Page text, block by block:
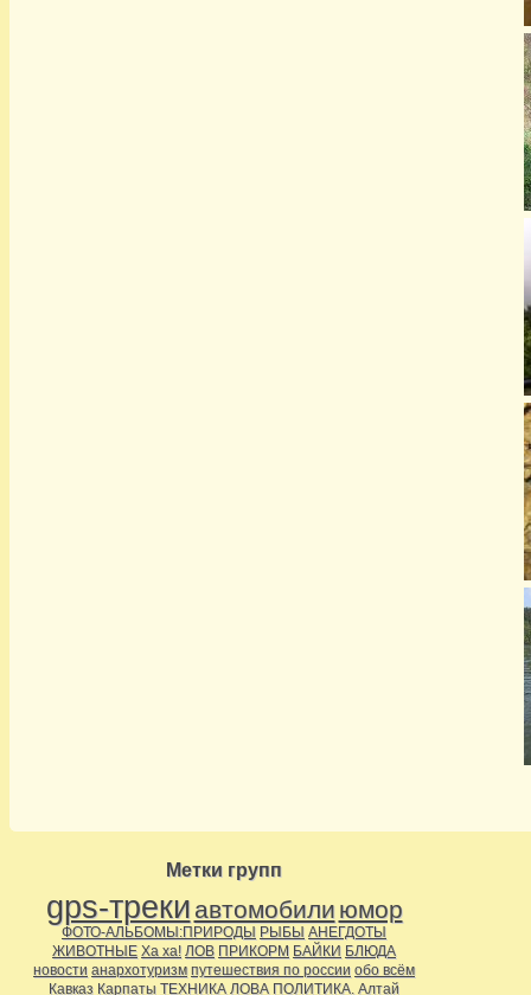
Метки групп
gps-треки автомобили юмор
ФОТО-АЛЬБОМЫ:ПРИРОДЫ РЫБЫ АНЕГДОТЫ
ЖИВОТНЫЕ Ха ха! ЛОВ ПРИКОРМ БАЙКИ БЛЮДА
новости анархотуризм путешествия по россии обо всём
Кавказ Карпаты ТЕХНИКА ЛОВА ПОЛИТИКА. Алтай